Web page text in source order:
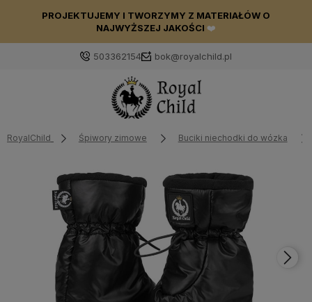
PROJEKTUJEMY I TWORZYMY Z MATERIAŁÓW O
NAJWYŻSZEJ JAKOŚCI ❤️
503362154 bok@royalchild.pl
RoyalChild Śpiwory zimowe Buciki niechodki do wózka